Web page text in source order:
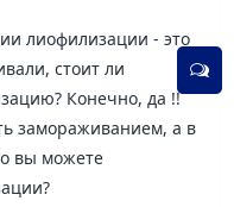
лиофилизации - это
стоит ли
Конечно, да !!
замораживанием, а в
вы можете